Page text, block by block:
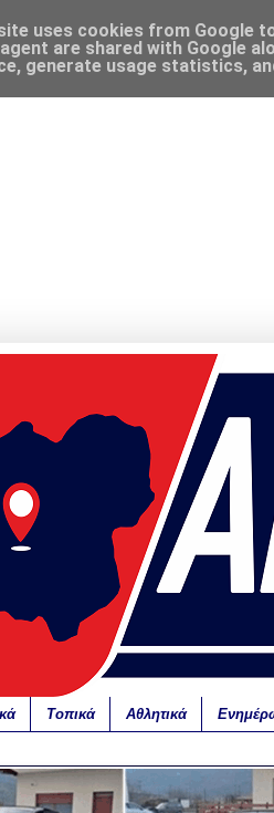
Τοπικά Αθλητικά
uses cookies from Google
are shared with Google
generate usage statistics,